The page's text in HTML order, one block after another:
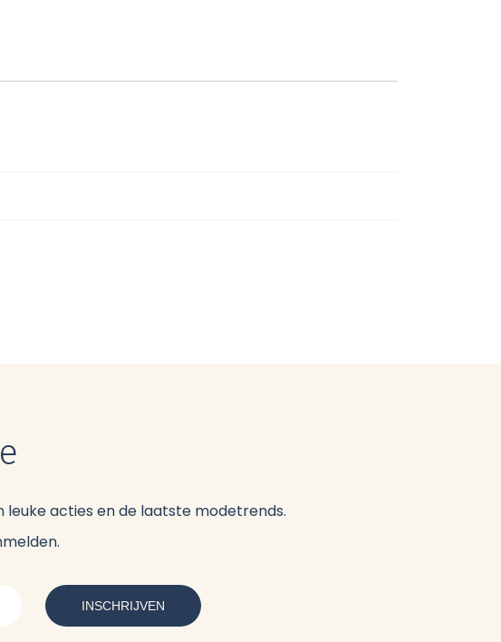
leuke acties en de laatste modetrends.